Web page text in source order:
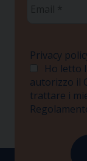
Privacy
Ho letto
autorizzo il
trattare i